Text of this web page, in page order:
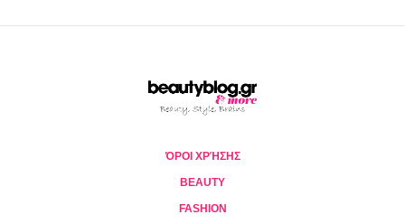
ΌΡΟΙ ΧΡΉΣΗΣ
BEAUTY
FASHION